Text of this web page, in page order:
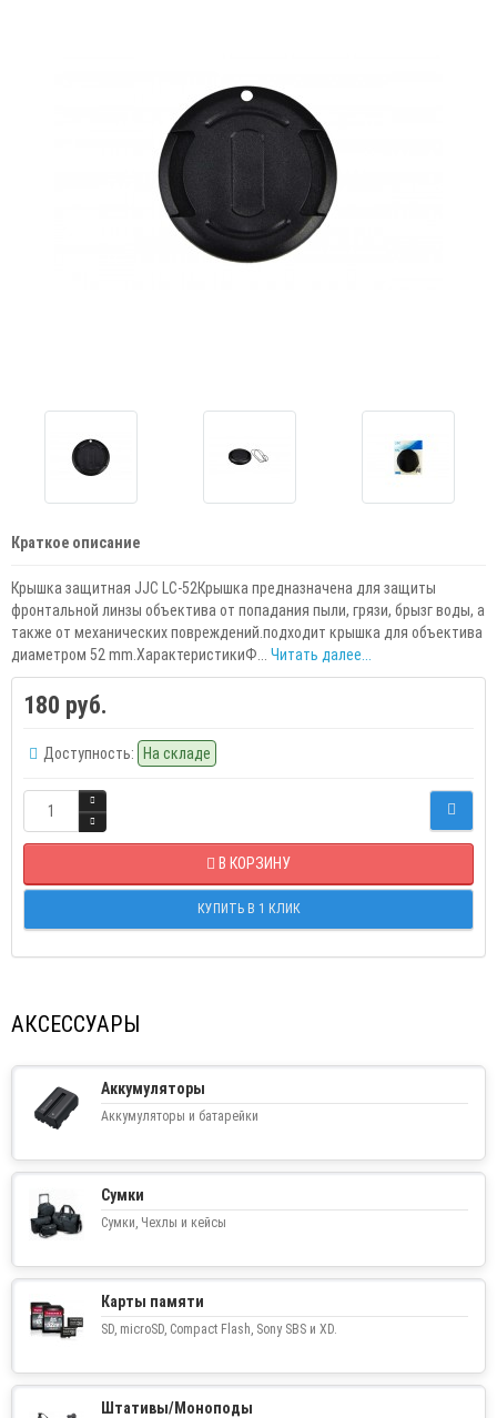
Краткое описание
Крышка защитная JJC LC-52Крышка предназначена для защиты
фронтальной линзы объектива от попадания пыли, грязи, брызг воды, а
также от механических повреждений.подходит крышка для объектива
диаметром 52 mm.ХарактеристикиФ... Читать далее...
180 руб.
Доступность: На складе
В КОРЗИНУ
КУПИТЬ В 1 КЛИК
АКСЕССУАРЫ
Аккумуляторы
Аккумуляторы и батарейки
Сумки
Сумки, Чехлы и кейсы
Карты памяти
SD, microSD, Compact Flash, Sony SBS и XD.
Штативы/Моноподы